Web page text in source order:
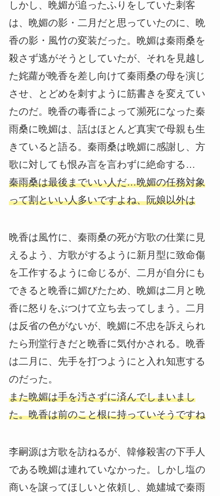
しかし、晩媚が追ったふりをしていた刺客
は、晩媚の影・二月だと思っていたのに、晩
香の影・風竹の変装だった。晩媚は秦雨桑を
殺さず逃がそうとしていたが、それを見越し
た姹蘿が晩香を差し向けて秦雨桑の母を演じ
させ、とどめを刺すように筋書きを変えてい
たのだ。晩香の毒香によって瀕死になった秦
雨桑に晩媚は、話はほとんど真実で母親も生
きていると語る。秦雨桑は晩媚に感謝し、方
歌に対しても恨み言を言わずに絶命する…
秦雨桑は最後までいい人だ…晩媚の任務対象
って割といい人多いですよね、阮娘以外は
晩香は風竹に、秦雨桑の死が方歌の仕業に見
えるよう、方歌がするように新月型に致命傷
を工作するように命じるが、二月が自分にも
できると晩香に媚びたため、晩媚は二月と晩
香に怒りをぶつけて立ち去ってしまう。二月
は反省の色がないが、晩媚に不忠を訴えられ
たら刑堂行きだと晩香に気付かされる。晩香
は二月に、先手を打つようにと入れ知恵する
のだった。
また晩媚は手を汚さずに済んでしまいまし
た。晩香は前のこと根に持っていそうですね
李嗣源は方歌を訪ねるが、韓修殺害の下手人
である晩媚は連れていなかった。しかし塩の
商いを譲ってほしいと依頼し、姽嫿城で秦雨